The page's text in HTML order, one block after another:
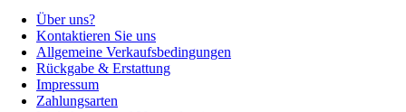
Über uns?
Kontaktieren Sie uns
Allgemeine Verkaufsbedingungen
Rückgabe & Erstattung
Impressum
Zahlungsarten